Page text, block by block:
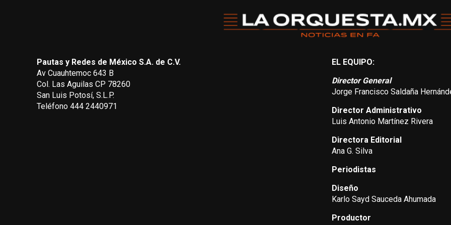
Pautas y Redes de México S.A. de C.V.
Av Cuauhtemoc 643 B
Col. Las Aguilas CP 78260
San Luis Potosí, S.L.P.
Teléfono 444 2440971
EL EQUIPO:
Director General
Jorge Francisco Saldaña
Director Administrativo
Luis Antonio Martínez Rivera
Directora Editorial
Ana G. Silva
Periodistas
Diseño
Karlo Sayd Sauceda Ahumada
Productor